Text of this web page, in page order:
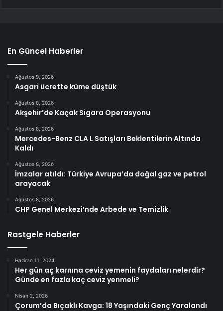
En Güncel Haberler
Ağustos 9, 2026
Asgari ücrette küme düştük
Ağustos 8, 2026
Akşehir’de Kaçak Sigara Operasyonu
Ağustos 8, 2026
Mercedes-Benz CLA L Satışları Beklentilerin Altında
Kaldı
Ağustos 8, 2026
İmzalar atıldı: Türkiye Avrupa’da doğal gaz ve petrol
arayacak
Ağustos 8, 2026
CHP Genel Merkezi’nde Arbede ve Temizlik
Rastgele Haberler
Haziran 11, 2024
Her gün aç karnına ceviz yemenin faydaları nelerdir?
Günde en fazla kaç ceviz yenmeli?
Nisan 2, 2026
Çorum’da Bıçaklı Kavga: 18 Yaşındaki Genç Yaralandı